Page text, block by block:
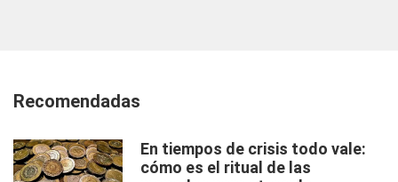
Recomendadas
En tiempos de crisis todo vale:
cómo es el ritual de las